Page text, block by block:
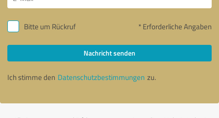
Bitte um Rückruf * Erforderliche Angaben
Nachricht senden
Ich stimme den Datenschutzbestimmungen zu.